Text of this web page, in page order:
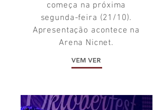
começa na próxima
segunda-feira (21/10).
Apresentação acontece na
Arena Nicnet.
VEM VER